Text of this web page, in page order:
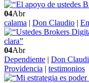
04Abr
calama | Don Claudio |
04Abr
Dependiente | Don
Providencia | testimonios